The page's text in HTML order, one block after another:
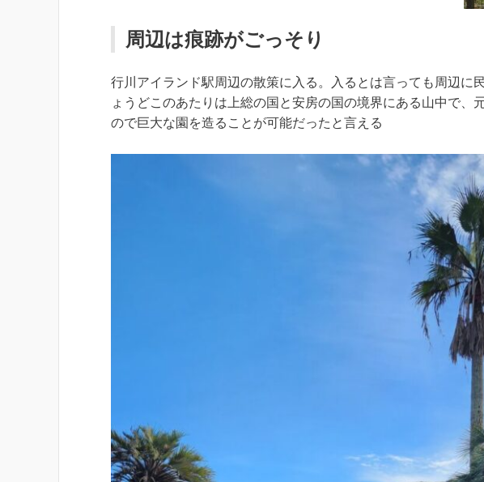
周辺は痕跡がごっそり
行川アイランド駅周辺の散策に入る。入るとは言っても周辺に
ょうどこのあたりは上総の国と安房の国の境界にある山中で、
ので巨大な園を造ることが可能だったと言える